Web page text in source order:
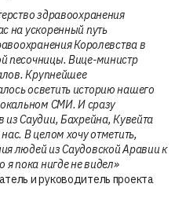
здравоохранения
на ускоренный путь
Королевства в
песочницы. Вице-министр
Крупнейшее
осветить историю нашего
СМИ. И сразу
из Саудии, Бахрейна, Кувейта
В целом хочу отметить,
людей из Саудовской Аравии к
пока нигде не видел»
и руководитель проекта